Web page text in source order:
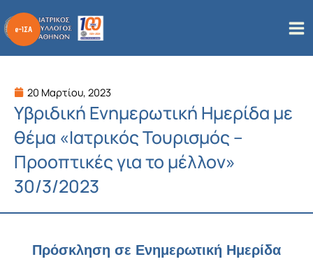
στο
περιεχόμενο
20 Μαρτίου, 2023
Υβριδική Ενημερωτική Ημερίδα με
θέμα «Ιατρικός Τουρισμός –
Προοπτικές για το μέλλον»
30/3/2023
Πρόσκληση σε Ενημερωτική Ημερίδα